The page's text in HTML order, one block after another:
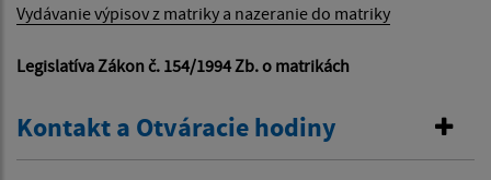
Vydávanie výpisov z matriky a nazeranie do matriky
Legislatíva Zákon č. 154/1994 Zb. o matrikách
Kontakt a Otváracie hodiny